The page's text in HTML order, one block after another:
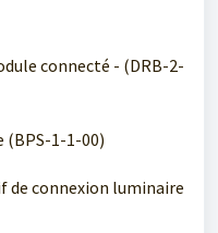
connecté - (DRB-2-
(BPS-1-1-00)
de connexion luminaire